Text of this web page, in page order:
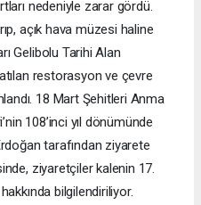
nedeniyle zarar gördü.
açık hava müzesi haline
Gelibolu Tarihi Alan
restorasyon ve çevre
18 Mart Şehitleri Anma
108’inci yıl dönümünde
tarafından ziyarete
ziyaretçiler kalenin 17.
bilgilendiriliyor.